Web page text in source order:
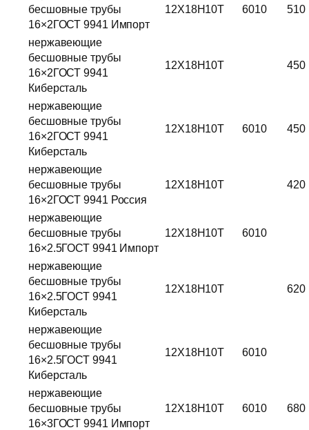
бесшовные трубы
16×2ГОСТ 9941 Импорт
12Х18Н10Т 6010 510
нержавеющие
бесшовные трубы
16×2ГОСТ 9941
Киберсталь
12Х18Н10Т 450
нержавеющие
бесшовные трубы
16×2ГОСТ 9941
Киберсталь
12Х18Н10Т 6010 450
нержавеющие
бесшовные трубы
16×2ГОСТ 9941 Россия
12Х18Н10Т 420
нержавеющие
бесшовные трубы
16×2.5ГОСТ 9941 Импорт
12Х18Н10Т 6010
нержавеющие
бесшовные трубы
16×2.5ГОСТ 9941
Киберсталь
12Х18Н10Т 620
нержавеющие
бесшовные трубы
16×2.5ГОСТ 9941
Киберсталь
12Х18Н10Т 6010
нержавеющие
бесшовные трубы
16×3ГОСТ 9941 Импорт
12Х18Н10Т 6010 680